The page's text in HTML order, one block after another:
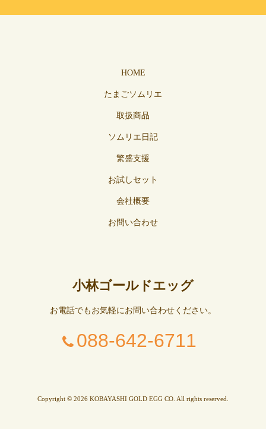
HOME
たまごソムリエ
取扱商品
ソムリエ日記
繁盛支援
お試しセット
会社概要
お問い合わせ
小林ゴールドエッグ
お電話でもお気軽にお問い合わせください。
088-642-6711
Copyright © 2026 KOBAYASHI GOLD EGG CO. All rights reserved.